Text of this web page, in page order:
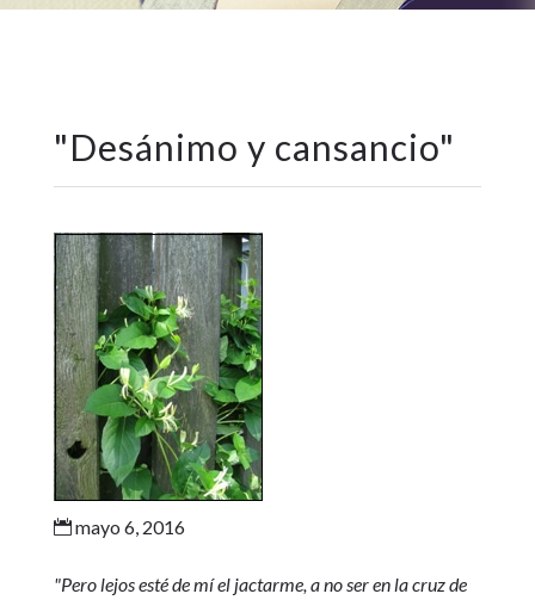
"Desánimo y cansancio"
mayo 6, 2016
"Pero lejos esté de mí el jactarme, a no ser en la cruz de